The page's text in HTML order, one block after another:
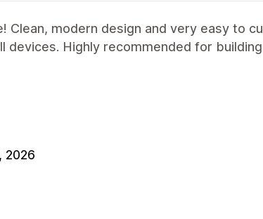
Clean, modern design and very easy
devices. Highly recommended for
2026